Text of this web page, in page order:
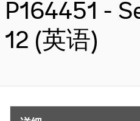
P164451 -
12 (英语)